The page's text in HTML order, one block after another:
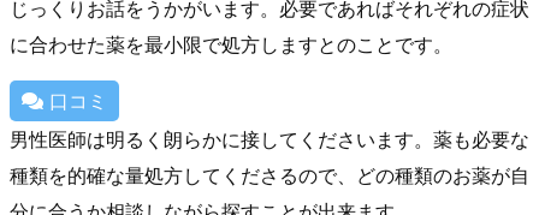
じっくりお話をうかがいます。必要であればそれぞれの症状
に合わせた薬を最小限で処方しますとのことです。
口コミ
男性医師は明るく朗らかに接してくださいます。薬も必要な
種類を的確な量処方してくださるので、どの種類のお薬が自